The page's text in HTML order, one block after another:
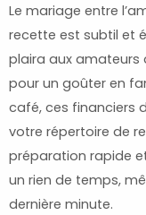
Le mariage entre
recette est subtil et
plaira aux amateurs
pour un goûter en
café, ces financiers
votre répertoire de
préparation rapide
un rien de temps,
dernière minute.